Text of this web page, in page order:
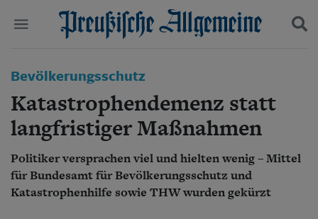
Politik
Wirtschaft
Panorama
Gesellschaft
Leben
Geschichte
Ostpreußen
Pommern
Suchen und finden
Bevölkerungsschutz
Katastrophendemenz statt
langfristiger Maßnahmen
Politiker versprachen viel und hielten wenig – Mittel
für Bundesamt für Bevölkerungsschutz und
Katastrophenhilfe sowie THW wurden gekürzt